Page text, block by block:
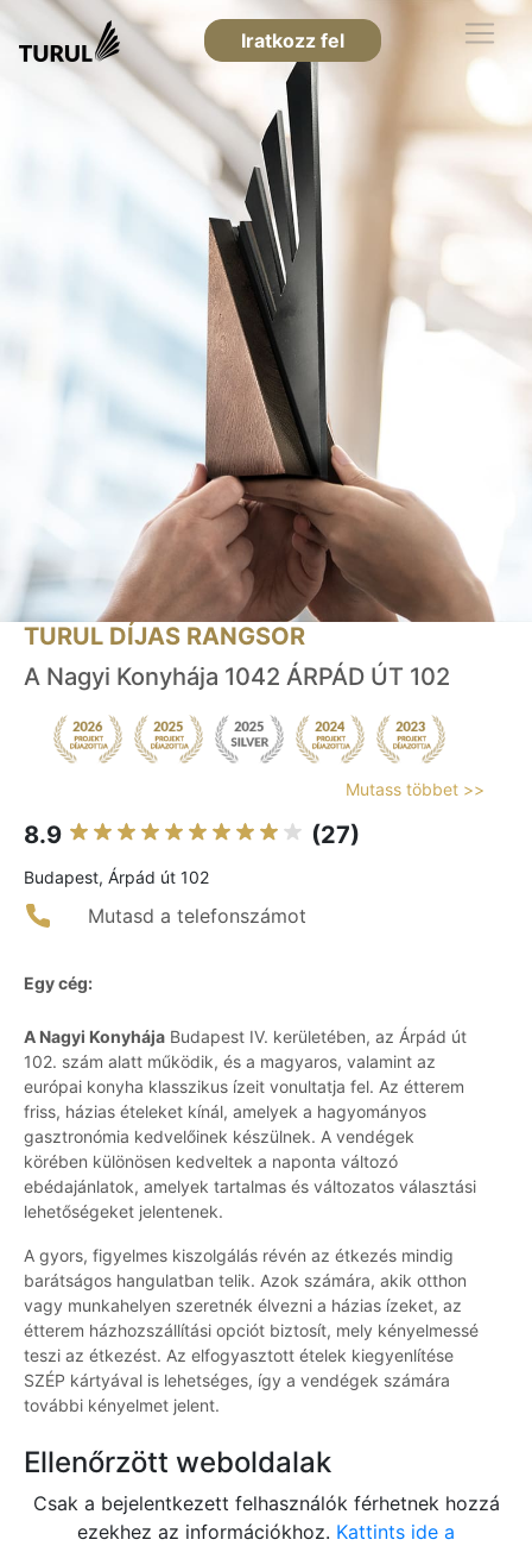
Iratkozz fel
TURUL DÍJAS RANGSOR
A Nagyi Konyhája 1042 ÁRPÁD ÚT 102
Mutass többet >>
8.9 (27)
Budapest, Árpád út 102
Mutasd a telefonszámot
Egy cég:
A Nagyi Konyhája Budapest IV. kerületében, az Árpád út
102. szám alatt működik, és a magyaros, valamint az
európai konyha klasszikus ízeit vonultatja fel. Az étterem
friss, házias ételeket kínál, amelyek a hagyományos
gasztronómia kedvelőinek készülnek. A vendégek
körében különösen kedveltek a naponta változó
ebédajánlatok, amelyek tartalmas és változatos választási
lehetőségeket jelentenek.
A gyors, figyelmes kiszolgálás révén az étkezés mindig
barátságos hangulatban telik. Azok számára, akik otthon
vagy munkahelyen szeretnék élvezni a házias ízeket, az
étterem házhozszállítási opciót biztosít, mely kényelmessé
teszi az étkezést. Az elfogyasztott ételek kiegyenlítése
SZÉP kártyával is lehetséges, így a vendégek számára
további kényelmet jelent.
Ellenőrzött weboldalak
Csak a bejelentkezett felhasználók férhetnek hozzá
ezekhez az információkhoz. Kattints ide a